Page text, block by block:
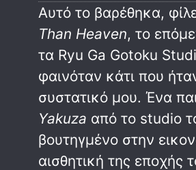
Αυτό το βαρέθηκα,
Than Heaven, το
τα Ryu Ga Gotoku
φαινόταν κάτι που
συστατικό μου. Ένα
Yakuza από το studio
βουτηγμένο στην
αισθητική της εποχής